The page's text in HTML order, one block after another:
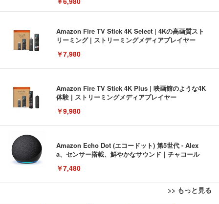
Amazon Fire TV Stick 4K Select | 4Kの高画質スト
リーミング | ストリーミングメディアプレイヤー
￥7,980
Amazon Fire TV Stick 4K Plus | 映画館のような4K
体験 | ストリーミングメディアプレイヤー
￥9,980
Amazon Echo Dot (エコードット) 第5世代 - Alex
a、センサー搭載、鮮やかなサウンド｜チャコール
￥7,480
>> もっと見る